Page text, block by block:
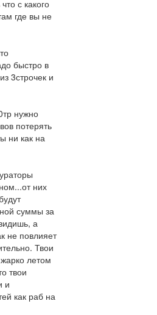
с какого
где вы не
быстро в
3строчек и
нужно
потерять
ни как на
них
суммы за
а
не повлияет
Твои
летом
твои
и
как раб на